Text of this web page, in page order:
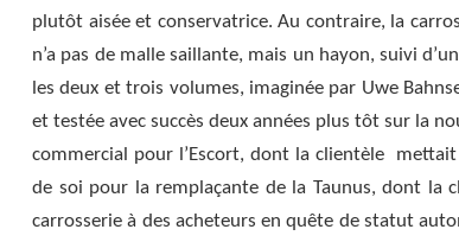
plutôt aisée et conservatrice. Au contraire, la
n’a pas de malle saillante, mais un hayon, suivi
les deux et trois volumes, imaginée par Uwe
et testée avec succès deux années plus tôt sur la
commercial pour l’Escort, dont la clientèle
de soi pour la remplaçante de la Taunus, dont la
carrosserie à des acheteurs en quête de statut